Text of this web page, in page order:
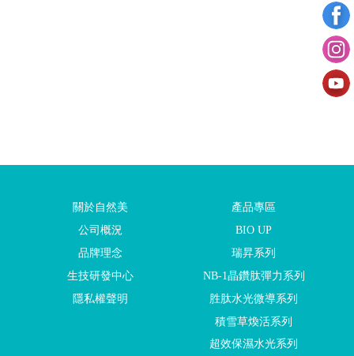
關於自然美
公司概況
品牌理念
生技研發中心
隱私權聲明
產品專區
BIO UP
瑞昇系列
NB-1晶鑽肽彈力系列
胜肽水光微導系列
積雪草煥活系列
超效保濕水光系列